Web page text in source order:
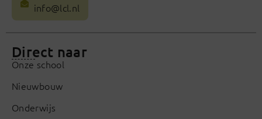
info@lcl.nl
Direct naar
Onze school
Nieuwbouw
Onderwijs